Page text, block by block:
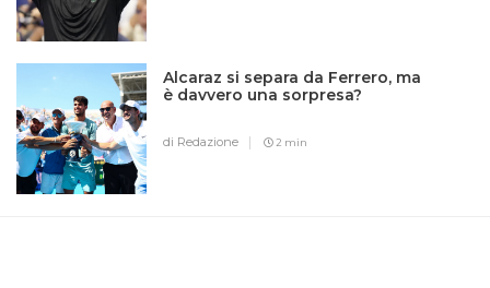
Alcaraz si separa da Ferrero, ma
è davvero una sorpresa?
di Redazione 2 min